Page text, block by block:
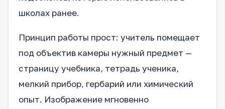
школах ранее.
Принцип работы прост: учитель помещает
под объектив камеры нужный предмет —
страницу учебника, тетрадь ученика,
мелкий прибор, гербарий или химический
опыт. Изображение мгновенно